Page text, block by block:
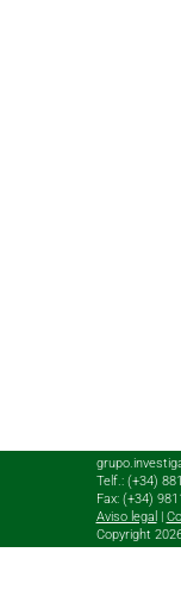
Telf.: (+34)
Fax: (+34)
Aviso legal
Copyright